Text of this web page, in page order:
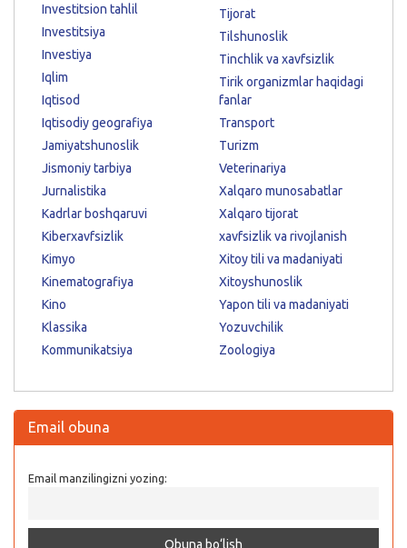
Investitsion tahlil
Investitsiya
Investiya
Iqlim
Iqtisod
Iqtisodiy geografiya
Jamiyatshunoslik
Jismoniy tarbiya
Jurnalistika
Kadrlar boshqaruvi
Kiberxavfsizlik
Kimyo
Kinematografiya
Kino
Klassika
Kommunikatsiya
Tijorat
Tilshunoslik
Tinchlik va xavfsizlik
Tirik organizmlar haqidagi
fanlar
Transport
Turizm
Veterinariya
Xalqaro munosabatlar
Xalqaro tijorat
xavfsizlik va rivojlanish
Xitoy tili va madaniyati
Xitoyshunoslik
Yapon tili va madaniyati
Yozuvchilik
Zoologiya
Email obuna
Email manzilingizni yozing: